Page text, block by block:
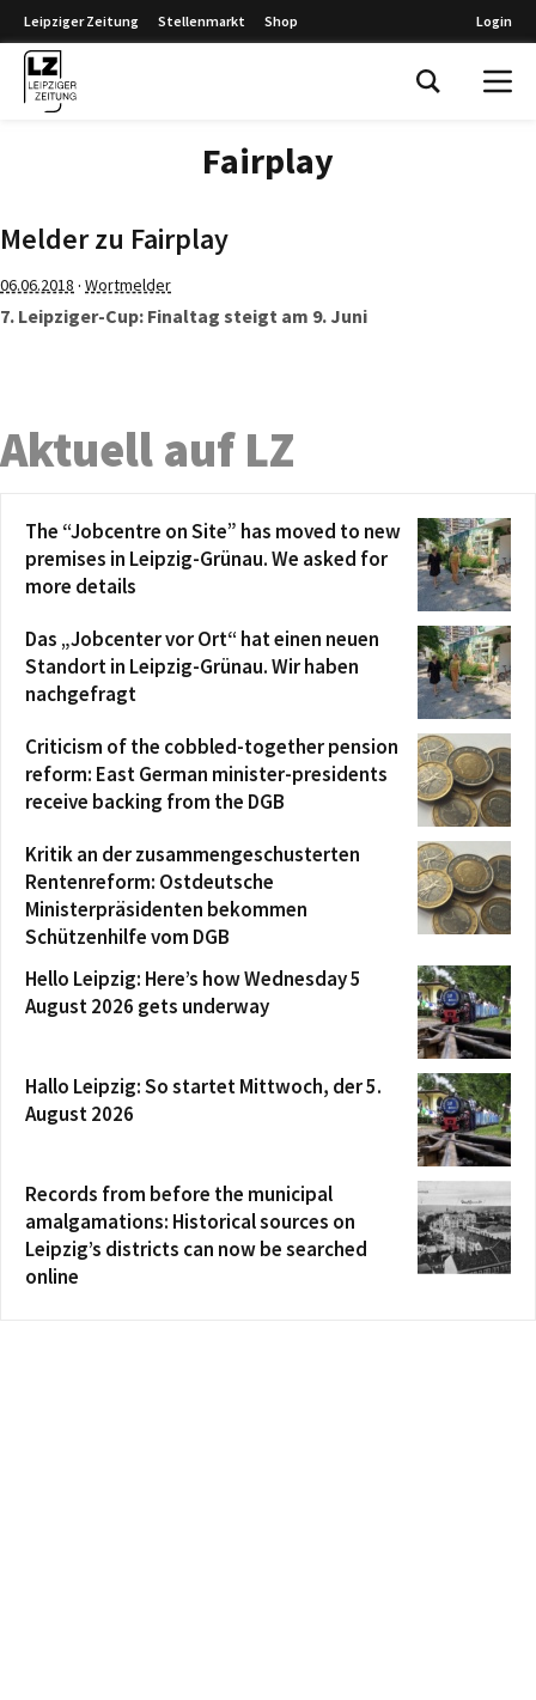
Leipziger Zeitung Stellenmarkt Shop Login
Fairplay
Melder zu Fairplay
06.06.2018 · Wortmelder
7. Leipziger-Cup: Finaltag steigt am 9. Juni
Aktuell auf LZ
The “Jobcentre on Site” has moved to new
premises in Leipzig-Grünau. We asked for
more details
Das „Jobcenter vor Ort“ hat einen neuen
Standort in Leipzig-Grünau. Wir haben
nachgefragt
Criticism of the cobbled-together pension
reform: East German minister-presidents
receive backing from the DGB
Kritik an der zusammengeschusterten
Rentenreform: Ostdeutsche
Ministerpräsidenten bekommen
Schützenhilfe vom DGB
Hello Leipzig: Here’s how Wednesday 5
August 2026 gets underway
Hallo Leipzig: So startet Mittwoch, der 5.
August 2026
Records from before the municipal
amalgamations: Historical sources on
Leipzig’s districts can now be searched
online